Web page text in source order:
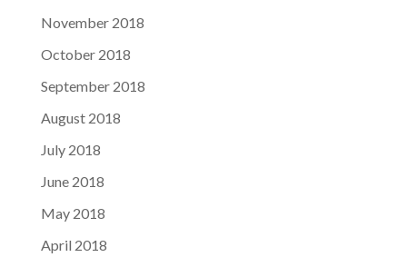
November 2018
October 2018
September 2018
August 2018
July 2018
June 2018
May 2018
April 2018